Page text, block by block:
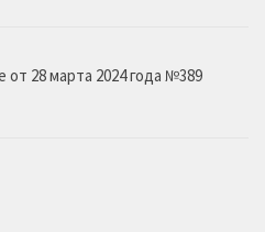
от 28 марта 2024 года №389